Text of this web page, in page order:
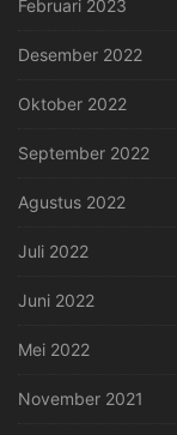
Februari 2023
Desember 2022
Oktober 2022
September 2022
Agustus 2022
Juli 2022
Juni 2022
Mei 2022
November 2021